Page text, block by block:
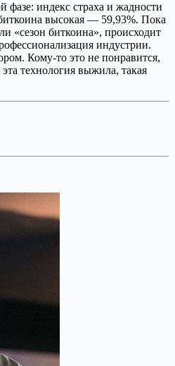
фазе: индекс страха и жадности
высокая — 59,93%. Пока
«сезон биткоина», происходит
индустрии.
Кому-то это не понравится,
технология выжила, такая